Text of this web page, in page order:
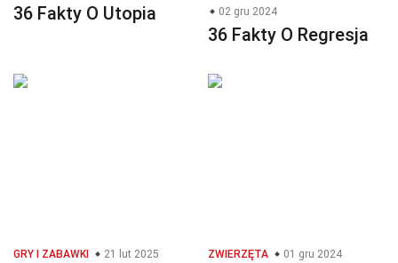
36 Fakty O Utopia
02 gru 2024
36 Fakty O Regresja
GRY I ZABAWKI 21 lut 2025 ZWIERZĘTA 01 gru 2024